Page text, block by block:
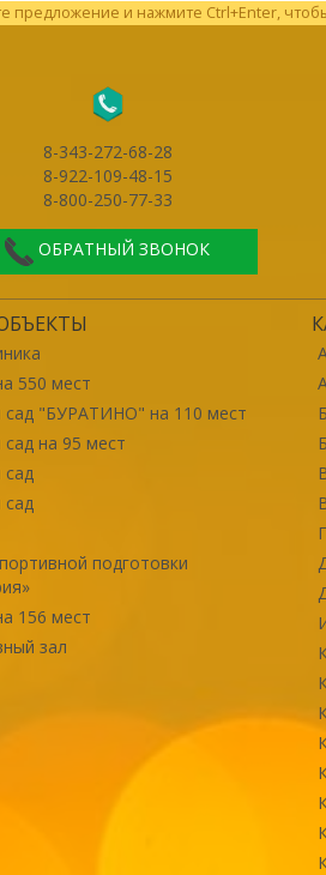
предложение и нажмите Ctrl+Enter,
8-343-272-68-28
8-922-109-48-15
8-800-250-77-33
ОБРАТНЫЙ ЗВОНОК
550 мест
сад "БУРАТИНО" на 110 мест
сад на 95 мест
сад
сад
подготовки
156 мест
зал